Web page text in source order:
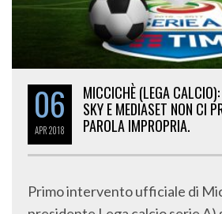
06
APR2018
MICCICHÈ (LEGA CALCIO):
SKY E MEDIASET NON CI
PAROLA IMPROPRIA.
Primo intervento ufficiale di